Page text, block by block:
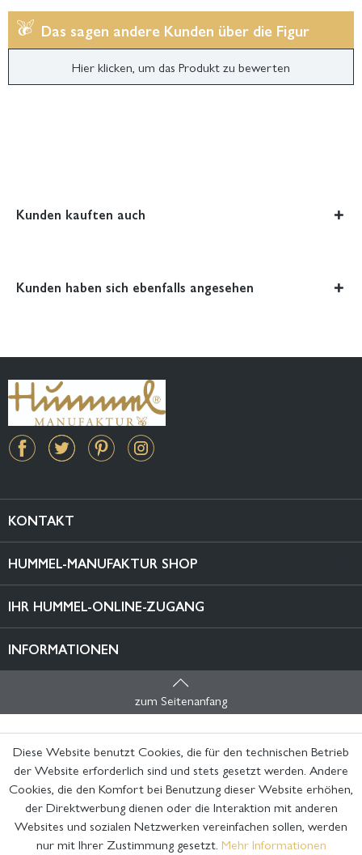
Das sagen andere Kunden über die Figur
Hier klicken, um das Produkt zu bewerten
Kunden kauften auch
Kunden haben sich ebenfalls angesehen
KONTAKT
HUMMEL-MANUFAKTUR SHOP
IHR HUMMEL-ONLINE-ZUGANG
INFORMATIONEN
zum Seitenanfang
Diese Website benutzt Cookies, die für den technischen Betrieb
der Website erforderlich sind und stets gesetzt werden. Andere
Cookies, die den Komfort bei Benutzung dieser Website erhöhen,
der Direktwerbung dienen oder die Interaktion mit anderen
Websites und sozialen Netzwerken vereinfachen sollen, werden
nur mit Ihrer Zustimmung gesetzt. Mehr Informationen